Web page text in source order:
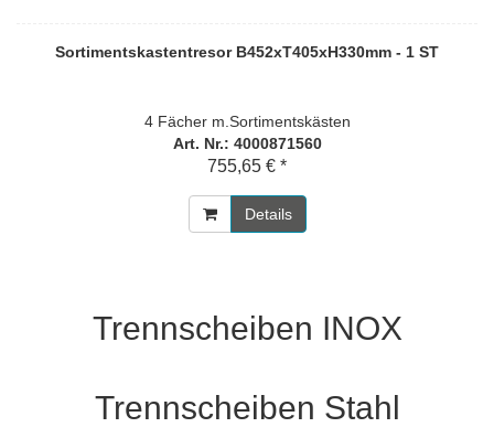
Sortimentskastentresor B452xT405xH330mm - 1 ST
4 Fächer m.Sortimentskästen
Art. Nr.: 4000871560
755,65 € *
Details
Trennscheiben INOX
Trennscheiben Stahl